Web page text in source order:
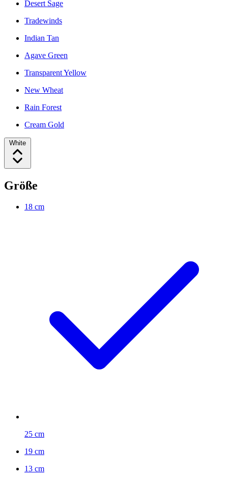
Desert Sage
Tradewinds
Indian Tan
Agave Green
Transparent Yellow
New Wheat
Rain Forest
Cream Gold
White
Größe
18 cm
25 cm
19 cm
13 cm